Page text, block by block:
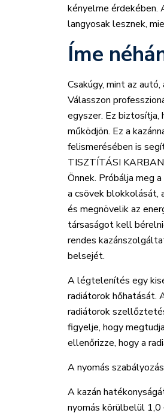
kényelme érdekében.
langyosak lesznek,
Íme
Csakúgy, mint az
Válasszon
egyszer. Ez biztosítja,
működjön. Ez a
felismerésében is
TISZTÍTÁSI
Önnek. Próbálja meg
a csövek blokkolását,
és megnövelik az
társaságot kell
rendes
belsejét.
A légtelenítés egy
radiátorok hőhatását.
radiátorok
figyelje, hogy
ellenőrizze, hogy a
A nyomás
A kazán
nyomás körülbelül